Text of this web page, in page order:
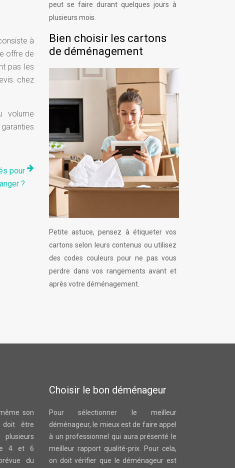
à
offre de
pas les
chez
volume
pour
?
peut se faire durant quelques jours à
plusieurs mois.
Bien choisir les cartons
de déménagement
Petite astuce, pensez à étiqueter vos
cartons selon leurs contenus ou utilisez
des codes couleurs pour ne pas vous
perdre dans vos rangements avant et
après votre déménagement.
son
doit être
4 et 6
du
Choisir le bon déménageur
Pour sélectionner le meilleur
déménageur, le mieux est de faire appel
à un professionnel qui aura présenté le
meilleur rapport qualité-prix. Pour cela,
on doit vérifier que le déménageur est